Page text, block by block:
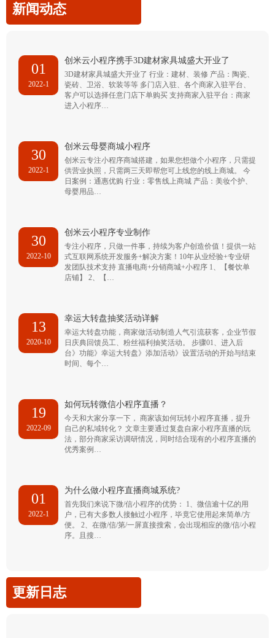
新闻动态
01
2022-1
创米云小程序携手3D建材家具城盛大开业了
3D建材家具城盛大开业了 行业：建材、装修 产品：陶瓷、
瓷砖、卫浴、软装等等 多门店入驻、各个商家入驻平台、
客户可以选择任意门店下单购买 支持商家入驻平台：商家
进入小程序…
30
2022-1
创米云母婴商城小程序
创米云专注小程序商城搭建，如果您想做个小程序，只需提
供营业执照，只需两三天即帮您可上线您的线上商城。 今
日案例：通惠优购 行业：零售线上商城 产品：美妆个护、
母婴用品…
30
2022-10
创米云小程序专业制作
专注小程序，只做一件事，持续为客户创造价值！提供一站
式互联网系统开发服务+解决方案！10年从业经验+专业研
发团队技术支持 直播电商+分销商城+小程序 1、【餐饮单
店铺】 2、【…
13
2020-10
幸运大转盘抽奖活动详解
幸运大转盘功能，商家做活动制造人气引流获客，企业节假
日庆典回馈员工、粉丝福利抽奖活动。 步骤01、进入后
台》功能》幸运大转盘》添加活动》设置活动的开始与结束
时间、每个…
19
2022-09
如何玩转微信小程序直播？
今天和大家分享一下， 商家该如何玩转小程序直播，提升
自己的私域转化？ 文章主要通过复盘自家小程序直播的玩
法，部分商家采访调研情况，同时结合现有的小程序直播的
优秀案例…
01
2022-1
为什么做小程序直播商城系统?
首先我们来说下微/信小程序的优势： 1、微信逾十亿的用
户，已有大多数人接触过小程序，毕竟它使用起来简单/方
便。 2、在微/信/第/一屏直接搜索，会出现相应的微/信/小程
序。且搜…
更新日志